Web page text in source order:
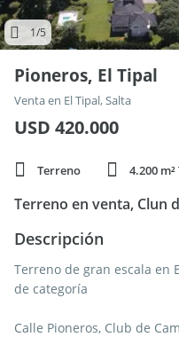
1/5
Pioneros, El Tipal
Venta en El Tipal, Salta
USD 420.000
Terreno
Terreno en venta, Clun
Descripción
Terreno de gran escala en
de categoría
Calle Pioneros, Club de